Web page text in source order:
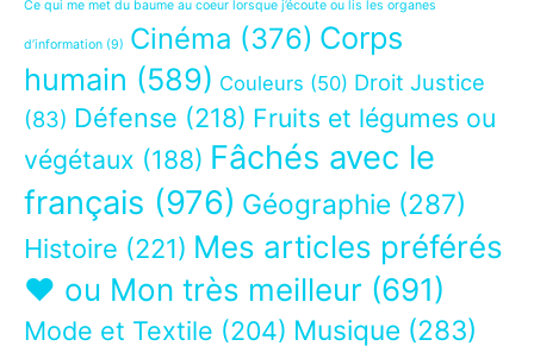
Ce qui me met du baume au coeur lorsque j’écoute ou lis les organes
d’information (9) Cinéma (376) Corps
humain (589) Couleurs (50) Droit Justice
(83) Défense (218) Fruits et légumes ou
végétaux (188) Fâchés avec le
français (976) Géographie (287)
Histoire (221) Mes articles préférés
❤ ou Mon très meilleur (691)
Mode et Textile (204) Musique (283)